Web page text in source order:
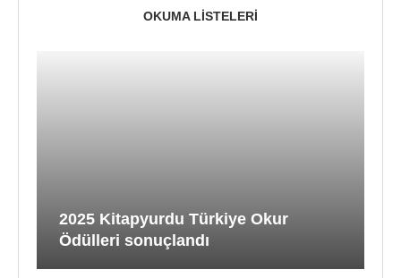
OKUMA LISTELERI
2025 Kitapyurdu Türkiye Okur
Ödülleri sonuçlandı